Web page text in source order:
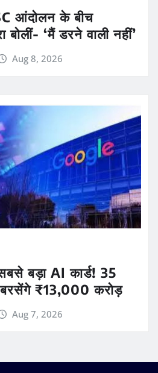
आंदोलन के बीच
बोलीं- ‘मैं डरने वाली नहीं’
Aug 8, 2026
बड़ा AI कार्ड! 35
बरसेंगे ₹13,000 करोड़
Aug 7, 2026